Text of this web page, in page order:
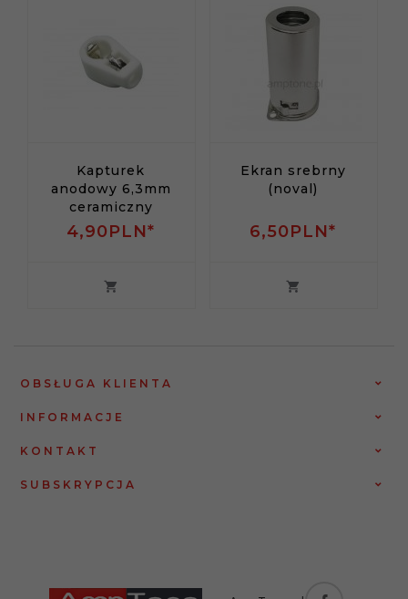
Kapturek
anodowy 6,3mm
ceramiczny
4,90PLN*
Ekran srebrny
(noval)
6,50PLN*
OBSŁUGA KLIENTA
INFORMACJE
KONTAKT
SUBSKRYPCJA